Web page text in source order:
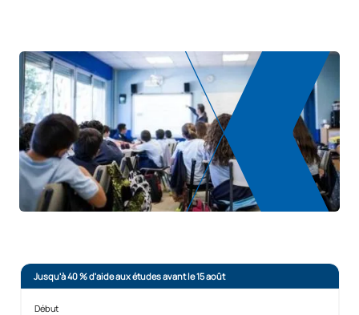
Jusqu'à 40 % d'aide aux études avant le 15 août
Début